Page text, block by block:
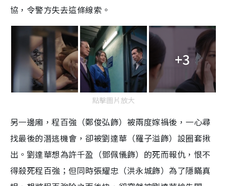
協，令警方失去這條線索。
+3
點擊圖片放大
另一邊廂，程百強（鄭俊弘飾）被兩度嫁禍後，一心尋
找最後的潛逃機會，卻被劉達華（羅子溢飾）設圈套揪
出。劉達華想為許千盈（鄧佩儀飾）的死而報仇，恨不
得殺死程百強；但同時張耀忠（洪永城飾）為了隱瞞真